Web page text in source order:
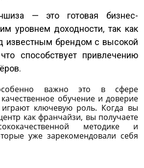
— это готовая бизнес-
уровнем доходности, так как
известным брендом с высокой
способствует привлечению
важно это в сфере
обучение и доверие
играют ключевую роль. Когда вы
как франчайзи, вы получаете
методике и
уже зарекомендовали себя